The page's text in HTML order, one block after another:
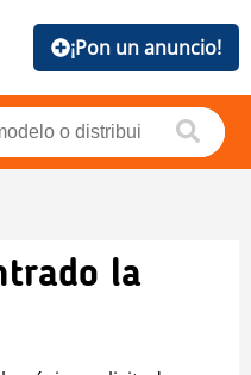
¡Pon un anuncio!
la